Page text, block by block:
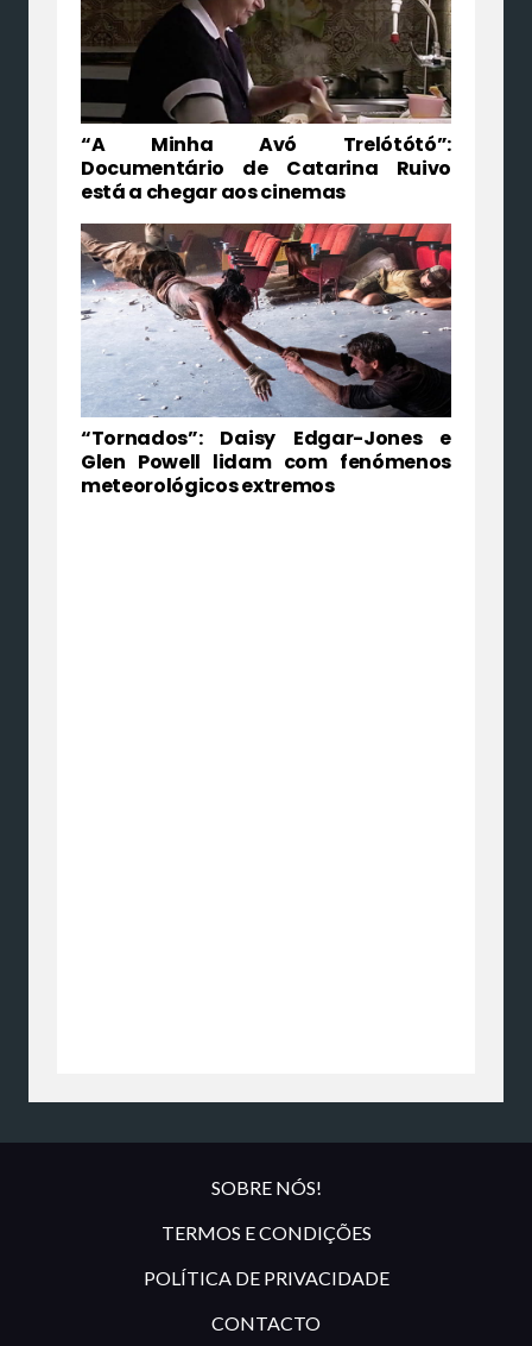
“A Minha Avó Trelótótó”:
Documentário de Catarina Ruivo
está a chegar aos cinemas
“Tornados”: Daisy Edgar-Jones e
Glen Powell lidam com fenómenos
meteorológicos extremos
SOBRE NÓS!
TERMOS E CONDIÇÕES
POLÍTICA DE PRIVACIDADE
CONTACTO